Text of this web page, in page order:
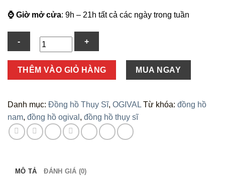
⌚ Giờ mở cửa: 9h – 21h tất cả các ngày trong tuần
THÊM VÀO GIỎ HÀNG MUA NGAY
Danh mục: Đồng hồ Thụy Sĩ, OGIVAL Từ khóa: đồng hồ
nam, đồng hồ ogival , đồng hồ thụy sĩ
MÔ TẢ ĐÁNH GIÁ (0)